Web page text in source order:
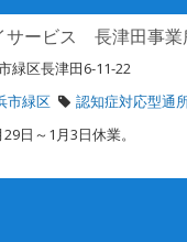
サービス 長津田事業
緑区長津田6-11-22
市緑区
認知症対応型通
日～1月3日休業。